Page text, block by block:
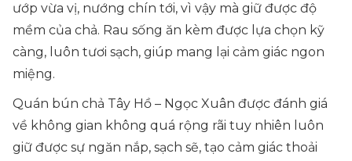
ướp vừa vị, nướng chín tới, vì vậy mà giữ được độ
mềm của chả. Rau sống ăn kèm được lựa chọn kỹ
càng, luôn tươi sạch, giúp mang lại cảm giác ngon
miệng.
Quán bún chả Tây Hồ – Ngọc Xuân được đánh giá
về không gian không quá rộng rãi tuy nhiên luôn
giữ được sự ngăn nắp, sạch sẽ, tạo cảm giác thoải